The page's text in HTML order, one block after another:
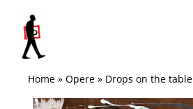
contenuto
Home» Opere» Drops on the table